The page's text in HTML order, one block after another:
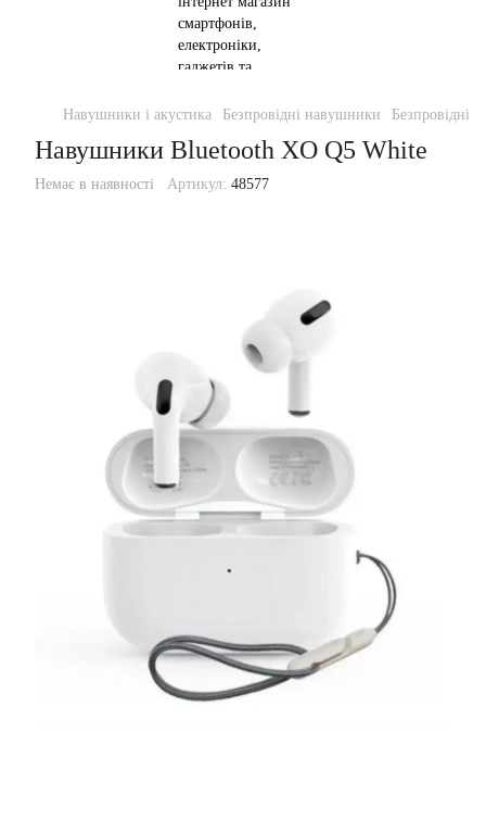
Навушники і акустика Безпровідні навушники Безпровідні
Навушники Bluetooth XO Q5 White
Немає в наявності Артикул: 48577